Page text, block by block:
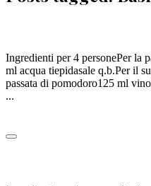
Ingredienti per 4 personePer la
ml acqua tiepidasale q.b.Per il
passata di pomodoro125 ml
...